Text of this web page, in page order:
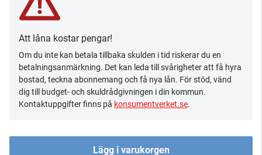
Att låna kostar pengar!
Om du inte kan betala tillbaka skulden i tid riskerar du en
betalningsanmärkning. Det kan leda till svårigheter att få hyra
bostad, teckna abonnemang och få nya lån. För stöd, vänd
dig till budget- och skuldrådgivningen i din kommun.
Kontaktuppgifter finns på konsumentverket.se.
Lägg i varukorgen